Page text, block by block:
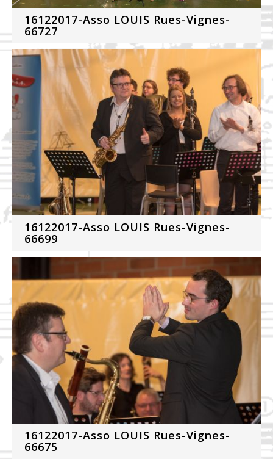
16122017-Asso LOUIS Rues-Vignes-
66727
16122017-Asso LOUIS Rues-Vignes-
66699
16122017-Asso LOUIS Rues-Vignes-
66675